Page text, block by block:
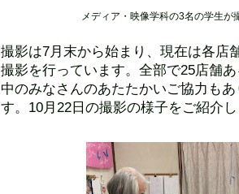
メディア・映像学科の3名の学生が
撮影は7月末から始まり、現在は各店
撮影を行っています。全部で25店舗
中のみなさんのあたたかいご協力も
す。10月22日の撮影の様子をご紹介